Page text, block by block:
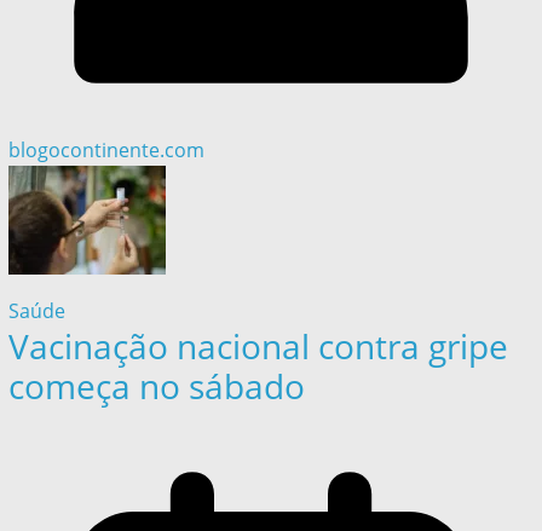
blogocontinente.com
Saúde
Vacinação nacional contra gripe
começa no sábado